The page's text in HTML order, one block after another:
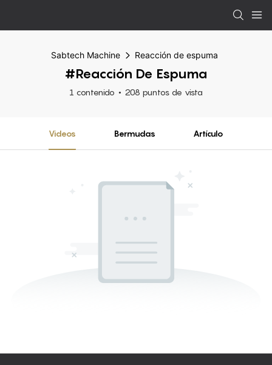
Sabtech Machine Reacción de espuma
#Reacción De Espuma
1 contenido 208 puntos de vista
Videos Bermudas Artículo